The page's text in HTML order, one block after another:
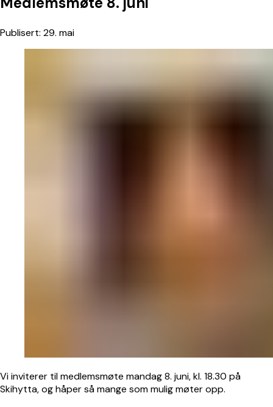
Publisert: 29. mai
Vi inviterer til medlemsmøte mandag 8. juni, kl. 18.30 på
Skihytta, og håper så mange som mulig møter opp.